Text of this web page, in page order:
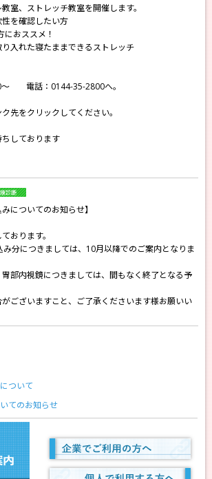
室、ストレッチ教室を開催します。
を確認したい方
おススメ！
入れた寝たままできるストレッチ
～ 電話：0144-35-2800へ。
先をクリックしてください。
しております
診断
についてのお知らせ】
おります。
分につきましては、10月以降でのご案内となりま
部内視鏡につきましては、間もなく終了となる予
ございますこと、ご了承くださいます様お願いい
らせ
のお知らせ
ココトマ」にて、第3回ココトマ寄席を開催いたし
による落語独演会です。
を、ぜひ会場でお楽しみください。
ついて
てのお知らせ